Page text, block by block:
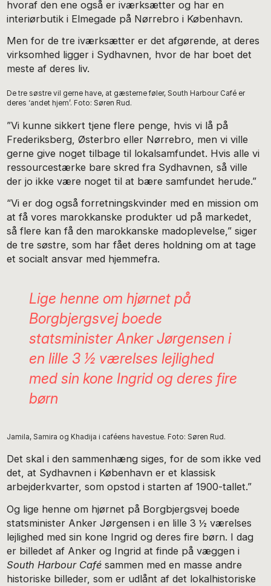
hvoraf den ene også er iværksætter og har en
interiørbutik i Elmegade på Nørrebro i København.
Men for de tre iværksætter er det afgørende, at deres
virksomhed ligger i Sydhavnen, hvor de har boet det
meste af deres liv.
De tre søstre vil gerne have, at gæsterne føler, South Harbour Café er
deres ‘andet hjem’. Foto: Søren Rud.
”Vi kunne sikkert tjene flere penge, hvis vi lå på
Frederiksberg, Østerbro eller Nørrebro, men vi ville
gerne give noget tilbage til lokalsamfundet. Hvis alle vi
ressourcestærke bare skred fra Sydhavnen, så ville
der jo ikke være noget til at bære samfundet herude.”
“Vi er dog også forretningskvinder med en mission om
at få vores marokkanske produkter ud på markedet,
så flere kan få den marokkanske madoplevelse,” siger
de tre søstre, som har fået deres holdning om at tage
et socialt ansvar med hjemmefra.
Lige henne om hjørnet på
Borgbjergsvej boede
statsminister Anker Jørgensen i
en lille 3 ½ værelses lejlighed
med sin kone Ingrid og deres fire
børn
Jamila, Samira og Khadija i caféens havestue. Foto: Søren Rud.
Det skal i den sammenhæng siges, for de som ikke ved
det, at Sydhavnen i København er et klassisk
arbejderkvarter, som opstod i starten af 1900-tallet.”
Og lige henne om hjørnet på Borgbjergsvej boede
statsminister Anker Jørgensen i en lille 3 ½ værelses
lejlighed med sin kone Ingrid og deres fire børn. I dag
er billedet af Anker og Ingrid at finde på væggen i
South Harbour Café sammen med en masse andre
historiske billeder, som er udlånt af det lokalhistoriske